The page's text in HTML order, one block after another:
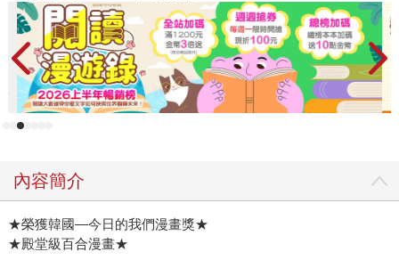
內容簡介
★榮獲韓國—今日的我們漫畫獎★
★殿堂級百合漫畫★